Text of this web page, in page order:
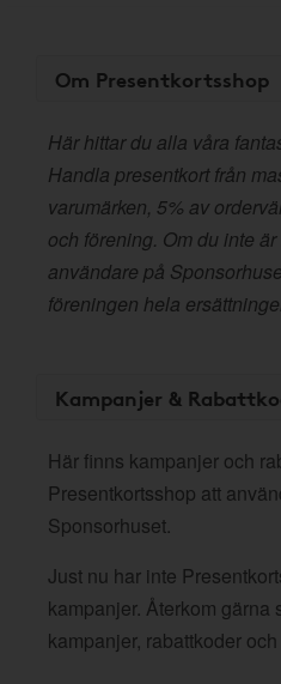
Om Presentkortsshop
Här hittar du alla våra
Handla presentkort från
varumärken, 5% av
och förening. Om du inte
användare på
föreningen hela
Kampanjer &
Här finns kampanjer och
Presentkortsshop att
Sponsorhuset.
Just nu har inte
kampanjer. Återkom gärna
kampanjer, rabattkoder